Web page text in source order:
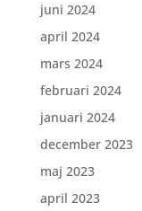
juni 2024
april 2024
mars 2024
februari 2024
januari 2024
december 2023
maj 2023
april 2023